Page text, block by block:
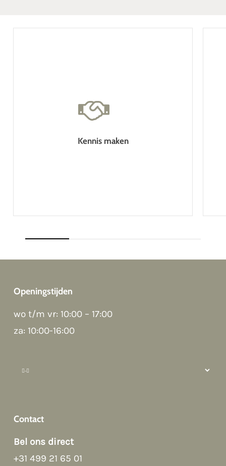
Kennis maken
Openingstijden
wo t/m vr: 10:00 – 17:00
za: 10:00-16:00
Contact
Bel ons direct
+31 499 21 65 01
Good night 👋
Hoi! Kunnen we ergens bij helpen?